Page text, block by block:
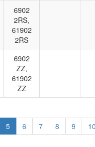
6902
2RS,
61902
2RS
6902
ZZ,
61902
ZZ
5 6 7 8 9 10